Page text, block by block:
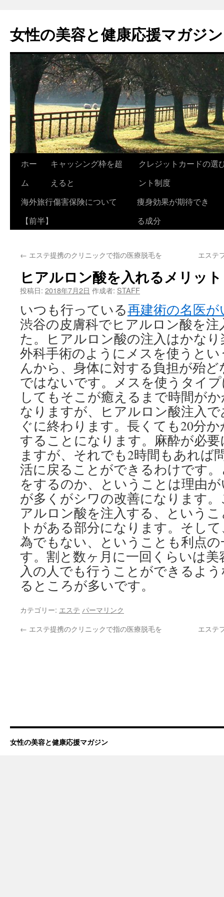
テ
ン
ス
キ
ッ
プ
女性の美容と健康応援マガジン
ホー
ム
キャッシング枠を超
えると
クレジットカードの
ント制度
海外旅行傷害保険について
【前半】
痩身効果が期待でき
る成分
← エステ提携のクリニックで指の医療脱毛を エステ
ヒアルロン酸を入れるメリット
投稿日: 2018年7月2日 作成者: STAFF
いつも行っている再建術の名医
渋谷の皮膚科でヒアルロン酸を
た。ヒアルロン酸の注入はかな
外科手術のようにメスを使うと
んから、身体に対する負担が殆
ではないです。メスを使うタイ
してもそこが癒えるまで時間が
なりますが、ヒアルロン酸注入
ぐに終わります。長くても20分
することになります。麻酔が必
ますが、それでも2時間もあれば
活に戻ることができるわけです
をするのか、ということは理由
が多くがシワの改善になります
アルロン酸を注入する、という
トがある部分になります。そし
為でもない、ということも利点
す。割と数ヶ月に一回くらいは
入の人でも行うことができるよ
るところが多いです。
カテゴリー: エステ パーマリンク
← エステ提携のクリニックで指の医療脱毛を エステ
女性の美容と健康応援マガジン